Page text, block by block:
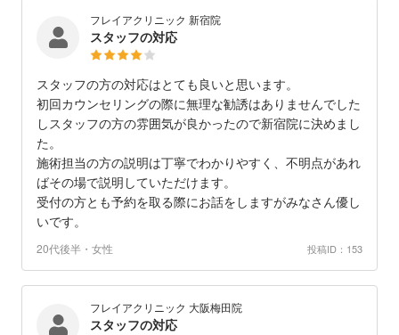
フレイアクリニック 新宿院
スタッフの対応
スタッフの方の対応はとても良いと思います。
初回カウンセリングの際に無理な勧誘はありませんでした
しスタッフの方の雰囲気が良かったので新宿院に決めまし
た。
施術担当の方の説明は丁寧でわかりやすく、不明点があれ
ばその場で説明していただけます。
受付の方とも予約を取る際にお話をしますがみなさん優し
いです。
20代後半・女性 投稿ID：153
フレイアクリニック 大阪梅田院
スタッフの対応